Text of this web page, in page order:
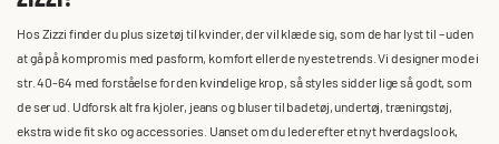
Hos Zizzi finder du plus size tøj til kvinder, der vil klæde sig, som de har lyst til – uden
at gå på kompromis med pasform, komfort eller de nyeste trends. Vi designer mode i
str. 40-64 med forståelse for den kvindelige krop, så styles sidder lige så godt, som
de ser ud. Udforsk alt fra kjoler, jeans og bluser til badetøj, undertøj, træningstøj,
ekstra wide fit sko og accessories. Uanset om du leder efter et nyt hverdagslook,